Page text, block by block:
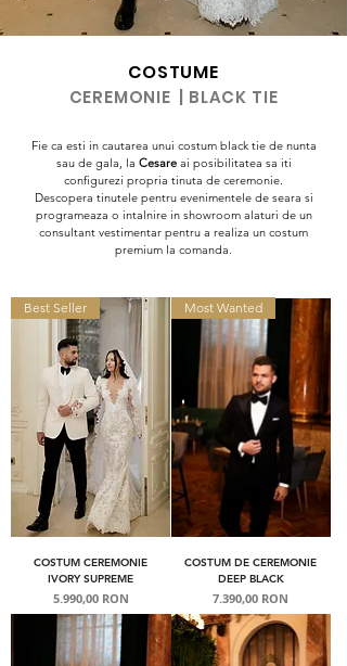
COSTUME
CEREMONIE | BLACK TIE
Fie ca esti in cautarea unui costum black tie de nunta
sau de gala, la Cesareai posibilitatea sa iti
configurezi propria tinuta de ceremonie.
Descopera tinutele pentru evenimentele de seara si
programeaza o intalnire in showroom alaturi de un
consultant vestimentar pentru a realiza un costum
premium la comanda.
Best Seller
COSTUM CEREMONIE
IVORY SUPREME
Preț
5.990,00 RON
Most Wanted
COSTUM DE CEREMONIE
DEEP BLACK
Preț
7.390,00 RON